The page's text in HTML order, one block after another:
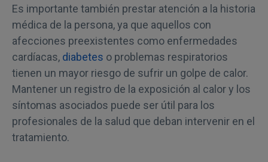
Es importante también prestar atención a la historia
médica de la persona, ya que aquellos con
afecciones preexistentes como enfermedades
cardíacas, diabetes o problemas respiratorios
tienen un mayor riesgo de sufrir un golpe de calor.
Mantener un registro de la exposición al calor y los
síntomas asociados puede ser útil para los
profesionales de la salud que deban intervenir en el
tratamiento.